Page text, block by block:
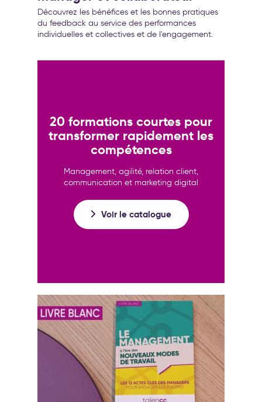
Découvrez les bénéfices et les bonnes pratiques
du feedback au service des performances
individuelles et collectives et de l'engagement.
20 formations courtes pour
transformer rapidement les
compétences
Management, agilité, relation client,
communication et marketing digital
Voir le catalogue